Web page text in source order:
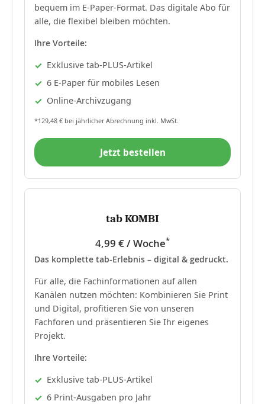
bequem im E-Paper-Format. Das digitale Abo für
alle, die flexibel bleiben möchten.
Ihre Vorteile:
Exklusive tab-PLUS-Artikel
6 E-Paper für mobiles Lesen
Online-Archivzugang
*129,48 € bei jährlicher Abrechnung inkl. MwSt.
Jetzt bestellen
tab KOMBI
4,99 € / Woche*
Das komplette tab-Erlebnis – digital & gedruckt.
Für alle, die Fachinformationen auf allen
Kanälen nutzen möchten: Kombinieren Sie Print
und Digital, profitieren Sie von unseren
Fachforen und präsentieren Sie Ihr eigenes
Projekt.
Ihre Vorteile:
Exklusive tab-PLUS-Artikel
6 Print-Ausgaben pro Jahr